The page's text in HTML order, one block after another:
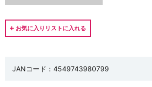
JANコード：4549743980799